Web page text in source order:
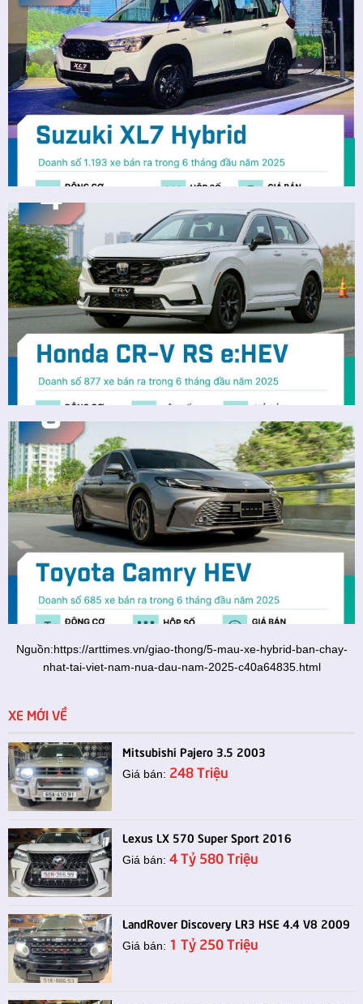
Nguồn:https://arttimes.vn/giao-thong/5-mau-xe-hybrid-ban-chay-
nhat-tai-viet-nam-nua-dau-nam-2025-c40a64835.html
XE MỚI VỀ
Mitsubishi Pajero 3.5 2003
Giá bán: 248 Triệu
Lexus LX 570 Super Sport 2016
Giá bán:4 Tỷ 580 Triệu
LandRover Discovery LR3 HSE 4.4 V8 2009
Giá bán: 1 Tỷ 250 Triệu